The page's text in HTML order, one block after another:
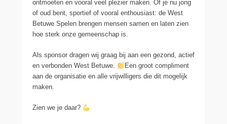
ontmoeten en vooral veel plezier maken. Of je nu jong
of oud bent, sportief of vooral enthousiast: de West
Betuwe Spelen brengen mensen samen en laten zien
hoe sterk onze gemeenschap is.
Als sponsor dragen wij graag bij aan een gezond, actief
en verbonden West Betuwe.
Een groot compliment
aan de organisatie en alle vrijwilligers die dit mogelijk
maken.
Zien we je daar?